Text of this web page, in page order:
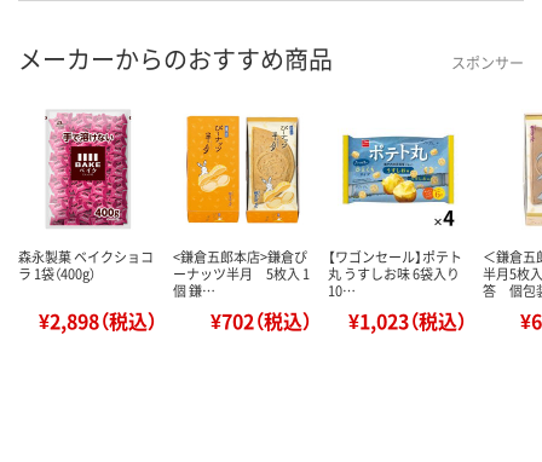
メーカーからのおすすめ商品 スポンサー
森永製菓 ベイクショコ
ラ 1袋（400g）
¥2,898（税込）
<鎌倉五郎本店>鎌倉ぴ
ーナッツ半月 5枚入 1
個 鎌…
¥702（税込）
【ワゴンセール】ポテト
丸 うすしお味 6袋入り
10…
¥1,023（税込）
＜鎌倉五
半月5枚
答 個